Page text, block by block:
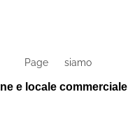
Page siamo
e locale commerciale